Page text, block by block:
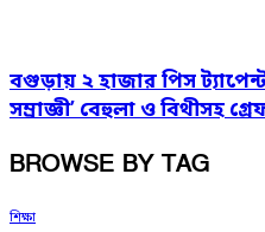
বগুড়ায় ২ হাজার পিস
সম্রাজ্ঞী’ বেহুলা ও বিথীসহ
BROWSE BY TAG
শিক্ষা